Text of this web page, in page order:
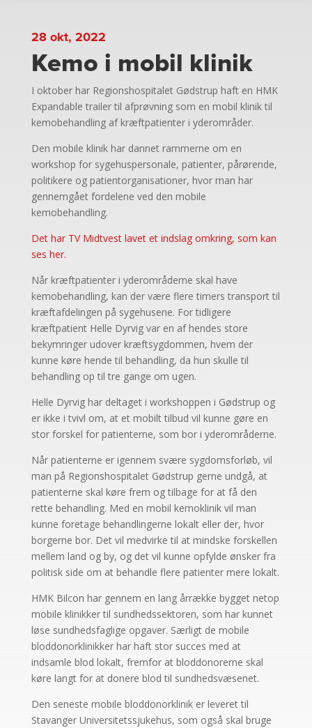
28 okt, 2022
Kemo i mobil klinik
I oktober har Regionshospitalet Gødstrup haft en HMK
Expandable trailer til afprøvning som en mobil klinik til
kemobehandling af kræftpatienter i yderområder.
Den mobile klinik har dannet rammerne om en
workshop for sygehuspersonale, patienter, pårørende,
politikere og patientorganisationer, hvor man har
gennemgået fordelene ved den mobile
kemobehandling.
Det har TV Midtvest lavet et indslag omkring, som kan
ses her.
Når kræftpatienter i yderområderne skal have
kemobehandling, kan der være flere timers transport til
kræftafdelingen på sygehusene. For tidligere
kræftpatient Helle Dyrvig var en af hendes store
bekymringer udover kræftsygdommen, hvem der
kunne køre hende til behandling, da hun skulle til
behandling op til tre gange om ugen.
Helle Dyrvig har deltaget i workshoppen i Gødstrup og
er ikke i tvivl om, at et mobilt tilbud vil kunne gøre en
stor forskel for patienterne, som bor i yderområderne.
Når patienterne er igennem svære sygdomsforløb, vil
man på Regionshospitalet Gødstrup gerne undgå, at
patienterne skal køre frem og tilbage for at få den
rette behandling. Med en mobil kemoklinik vil man
kunne foretage behandlingerne lokalt eller der, hvor
borgerne bor. Det vil medvirke til at mindske forskellen
mellem land og by, og det vil kunne opfylde ønsker fra
politisk side om at behandle flere patienter mere lokalt.
HMK Bilcon har gennem en lang årrække bygget netop
mobile klinikker til sundhedssektoren, som har kunnet
løse sundhedsfaglige opgaver. Særligt de mobile
bloddonorklinikker har haft stor succes med at
indsamle blod lokalt, fremfor at bloddonorerne skal
køre langt for at donere blod til sundhedsvæsenet.
Den seneste mobile bloddonorklinik er leveret til
Stavanger Universitetssjukehus, som også skal bruge